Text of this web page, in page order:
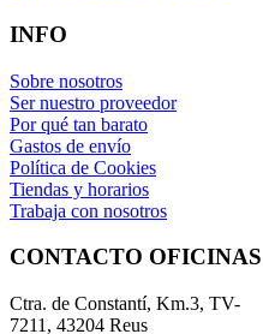
INFO
Sobre nosotros
Ser nuestro proveedor
Por qué tan barato
Gastos de envío
Política de Cookies
Tiendas y horarios
Trabaja con nosotros
CONTACTO OFICINAS
Ctra. de Constantí, Km.3, TV-
7211, 43204 Reus